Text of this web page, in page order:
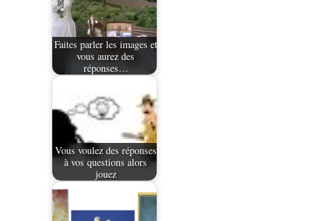
Faites parler les images et
vous aurez des
réponses…
Vous voulez des réponses
à vos questions alors
jouez